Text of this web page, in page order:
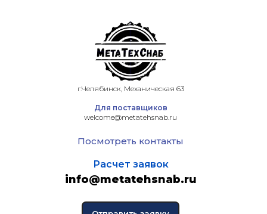
г.Челябинск, Механическая 63
Для поставщиков
welcome@metatehsnab.ru
Посмотреть контакты
Расчет заявок
info@metatehsnab.ru